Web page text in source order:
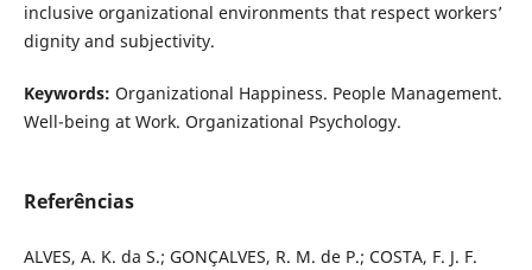
inclusive organizational environments that respect workers’
dignity and subjectivity.
Keywords: Organizational Happiness. People Management.
Well-being at Work. Organizational Psychology.
Referências
ALVES, A. K. da S.; GONÇALVES, R. M. de P.; COSTA, F. J. F.